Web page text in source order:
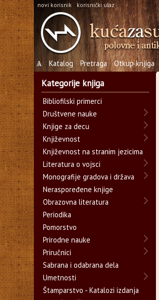
novi korisnik korisnički ulaz
Ѧ Katalog Pretraga Otkup knjiga
Kategorije knjiga
Bibliofilski primerci
Društvene nauke
Knjige za decu
Književnost
Književnost na stranim jezicima
Literatura o vojsci
Monografije gradova i država
Neraspoređene knjige
Obrazovna literatura
Periodika
Pomorstvo
Prirodne nauke
Priručnici
Sabrana i odabrana dela
Umetnosti
Štamparstvo - Katalozi izdanja